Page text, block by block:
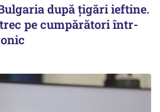
după țigări ieftine.
pe cumpărători într-